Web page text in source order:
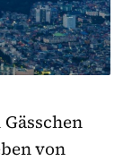
von